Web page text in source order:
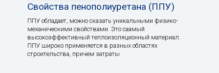
Свойства пенополиуретана (ППУ)
ППУ обладает, можно сказать уникальными физико-
механическими свойствами. Это саамый
высокоэффективный теплоизоляционный материал.
ППУ широко применяется в разных областях
строительства, причем затраты